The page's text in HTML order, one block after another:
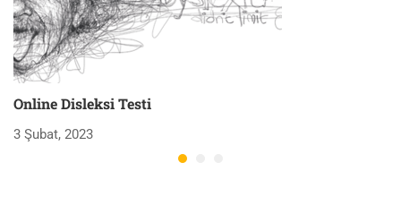
Online Disleksi Testi
3 Şubat, 2023